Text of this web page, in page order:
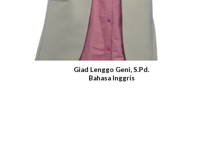
Giad Lenggo Geni, S.Pd.
Bahasa Inggris